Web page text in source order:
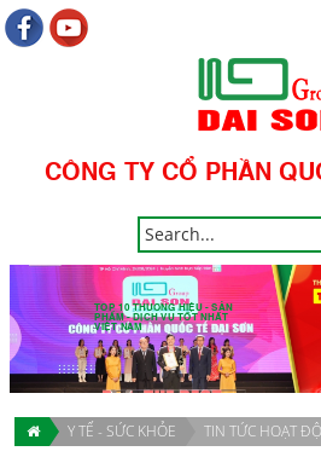
CÔNG TY CỔ PHẦN
TOP 10 THƯƠNG HIỆU - SẢN
PHẨM - DỊCH VỤ TỐT NHẤT
VIỆT NAM
Y TẾ - SỨC KHỎE TIN TỨC HOẠT